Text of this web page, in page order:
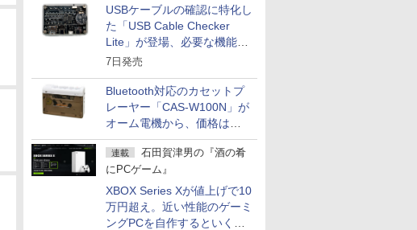
USBケーブルの確認に特化し
た「USB Cable Checker
Lite」が登場、必要な機能を
凝縮しコンパクトに
7日発売
Bluetooth対応のカセットプ
レーヤー「CAS-W100N」が
オーム電機から、価格は
5,940円
連載
石田賀津男の『酒の肴
にPCゲーム』
XBOX Series Xが値上げで10
万円超え。近い性能のゲーミ
ングPCを自作するといくら